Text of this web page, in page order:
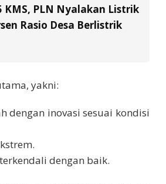
KMS, PLN Nyalakan Listrik
Rasio Desa Berlistrik
yakni:
dengan inovasi sesuai kondisi
dengan baik.